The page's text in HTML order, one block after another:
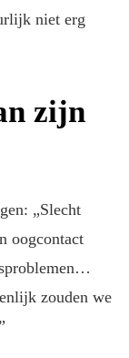
niet erg
zijn
„Slecht
oogcontact
zouden we